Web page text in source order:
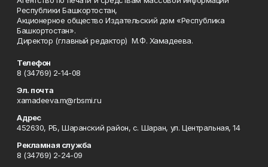
Республики Башкортостан,
Акционерное общество Издательский дом «Республика
Башкортостан».
Директор (главный редактор) М.Ф. Хамадеева.
Телефон
8 (34769) 2-14-08
Эл. почта
xamadeeva.m@rbsmi.ru
Адрес
452630, РБ, Шаранский район, с. Шаран, ул. Центральная, 14
Рекламная служба
8 (34769) 2-24-09